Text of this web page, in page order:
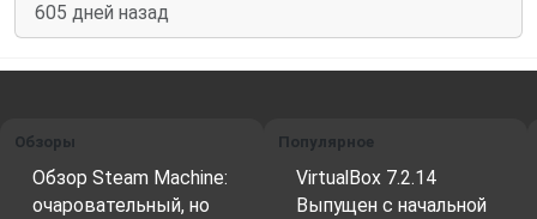
605 дней назад
Обзоры
Обзор Steam Machine:
очаровательный, но
Популярное
VirtualBox 7.2.14
Выпущен с начальной